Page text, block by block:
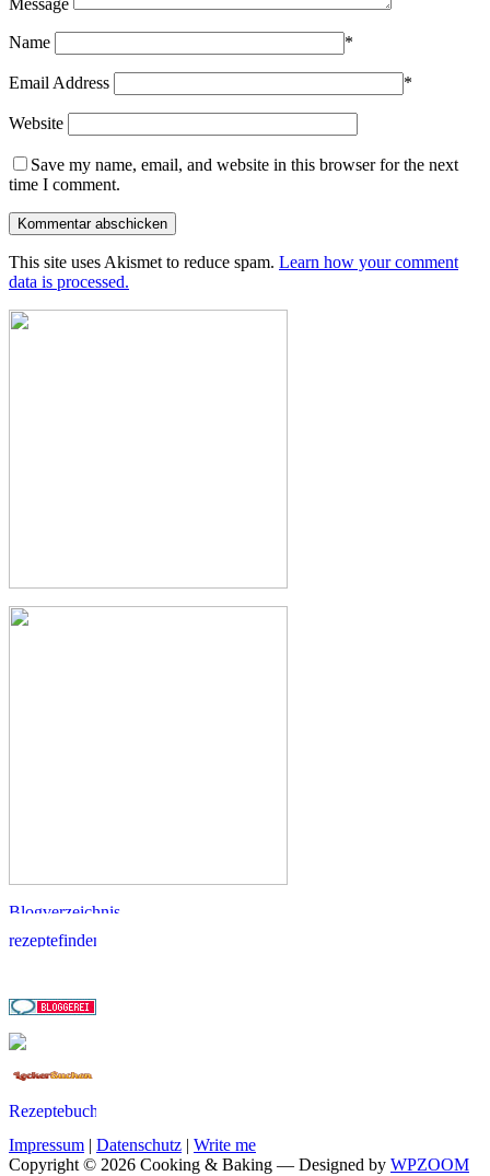
Message
Name *
Email Address *
Website
Save my name, email, and website in this browser for the next
time I comment.
This site uses Akismet to reduce spam. Learn how your comment
data is processed.
Impressum | Datenschutz | Write me
Copyright © 2026 Cooking & Baking — Designed by WPZOOM